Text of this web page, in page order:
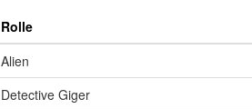
Rolle
Alien
Detective Giger